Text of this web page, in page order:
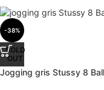
-38%
SOLD
OUT
Jogging gris Stussy 8